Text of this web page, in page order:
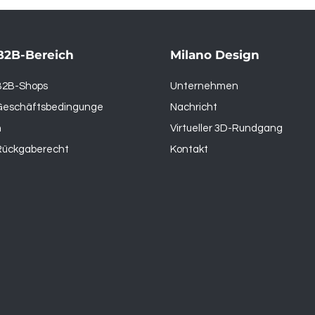
Bereich
Shops
Milano Design
Unternehmen
Nachricht
Virtueller 3D-Rundgang
Kontakt